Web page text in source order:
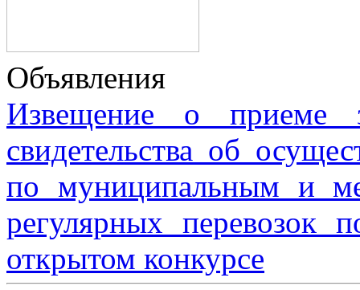
Объявления
Извещение о приеме
свидетельства об
по муниципальным и
регулярных перевозок
открытом конкурсе